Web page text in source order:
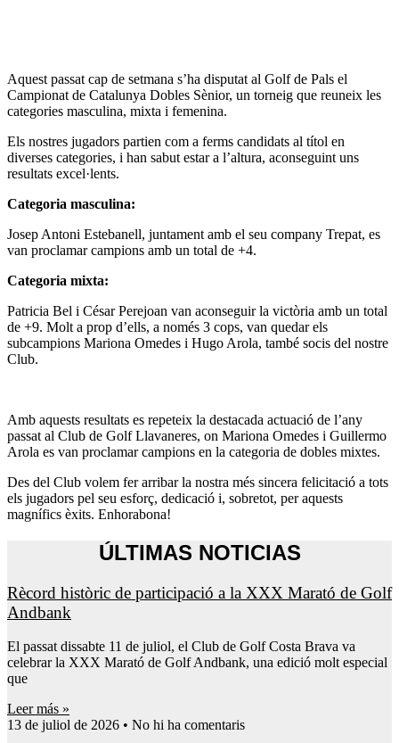
Aquest passat cap de setmana s’ha disputat al Golf de Pals el
Campionat de Catalunya Dobles Sènior, un torneig que reuneix les
categories masculina, mixta i femenina.
Els nostres jugadors partien com a ferms candidats al títol en
diverses categories, i han sabut estar a l’altura, aconseguint uns
resultats excel·lents.
Categoria masculina:
Josep Antoni Estebanell, juntament amb el seu company Trepat, es
van proclamar campions amb un total de +4.
Categoria mixta:
Patricia Bel i César Perejoan van aconseguir la victòria amb un total
de +9. Molt a prop d’ells, a només 3 cops, van quedar els
subcampions Mariona Omedes i Hugo Arola, també socis del nostre
Club.
Amb aquests resultats es repeteix la destacada actuació de l’any
passat al Club de Golf Llavaneres, on Mariona Omedes i Guillermo
Arola es van proclamar campions en la categoria de dobles mixtes.
Des del Club volem fer arribar la nostra més sincera felicitació a tots
els jugadors pel seu esforç, dedicació i, sobretot, per aquests
magnífics èxits. Enhorabona!
ÚLTIMAS NOTICIAS
Rècord històric de participació a la XXX Marató de Golf
Andbank
El passat dissabte 11 de juliol, el Club de Golf Costa Brava va
celebrar la XXX Marató de Golf Andbank, una edició molt especial
que
Leer más »
13 de juliol de 2026
No hi ha comentaris